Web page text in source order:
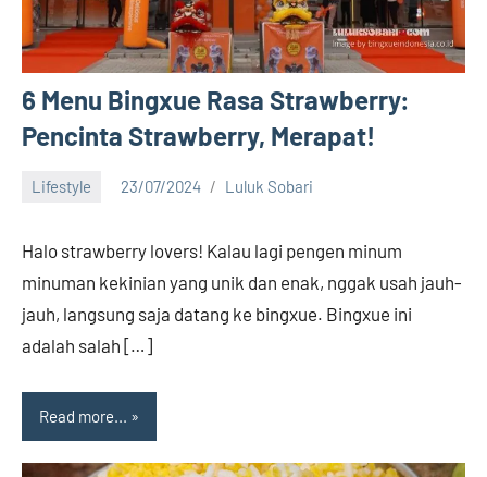
6 Menu Bingxue Rasa Strawberry:
Pencinta Strawberry, Merapat!
Lifestyle 23/07/2024 Luluk Sobari
Halo strawberry lovers! Kalau lagi pengen minum
minuman kekinian yang unik dan enak, nggak usah jauh-
jauh, langsung saja datang ke bingxue. Bingxue ini
adalah salah […]
Read more...